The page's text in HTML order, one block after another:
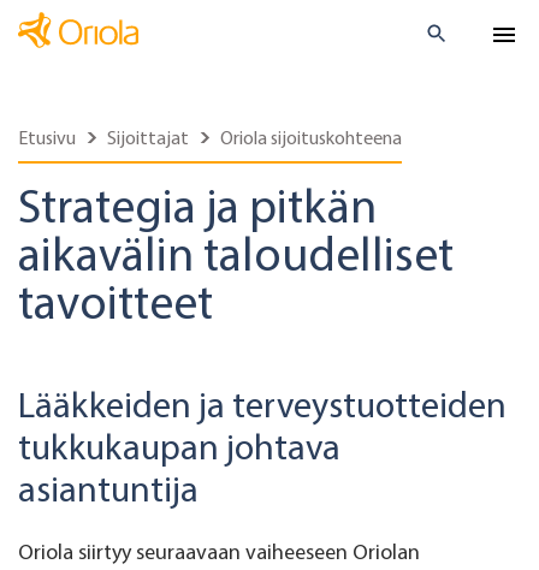
Etusivu Sijoittajat Oriola sijoituskohteena
Strategia ja pitkän
aikavälin taloudelliset
tavoitteet
Lääkkeiden ja terveystuotteiden
tukkukaupan johtava
asiantuntija
Oriola siirtyy seuraavaan vaiheeseen Oriolan